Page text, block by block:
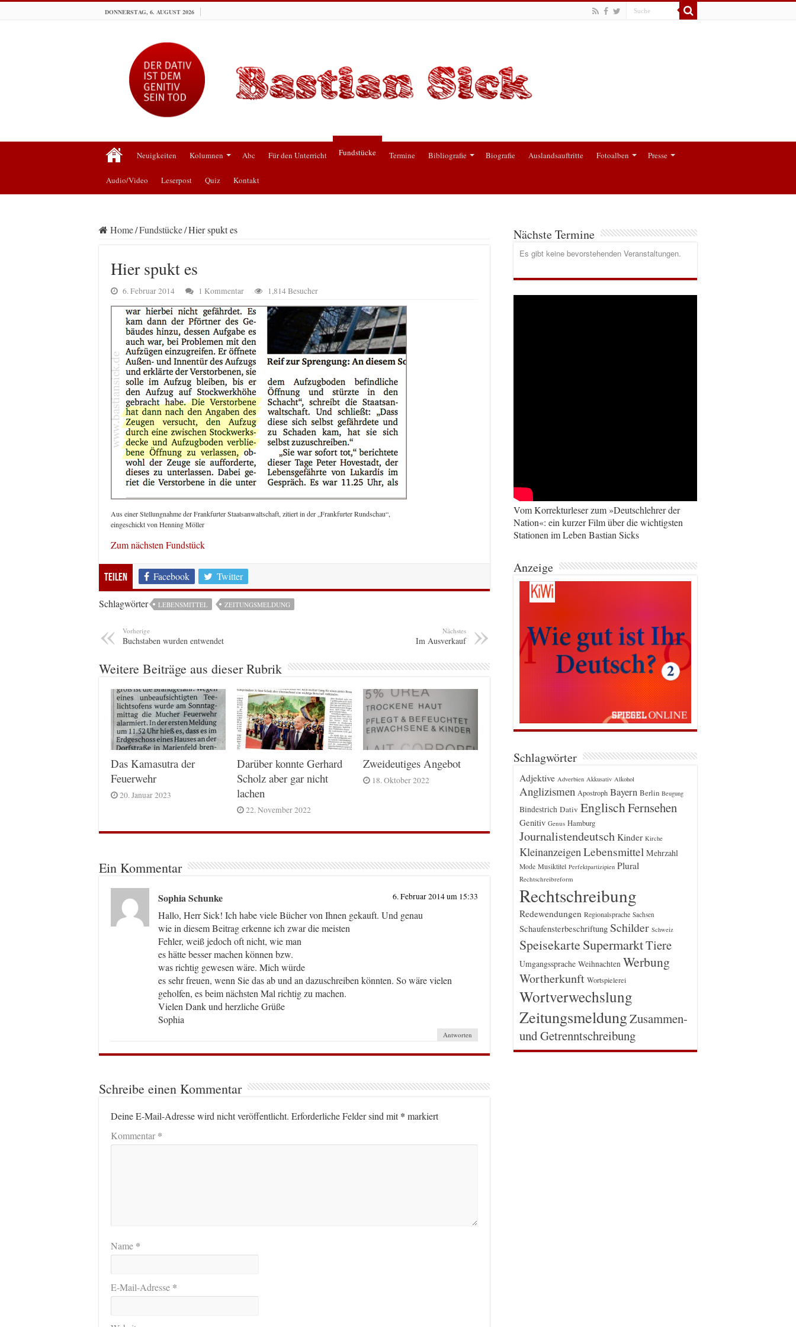
DONNERSTAG, 6. AUGUST 2026
Neuigkeiten Kolumnen Abc Für den Unterricht Fundstücke Termine Bibliografie Biografie Auslandsauftritte Fotoalben Presse
Audio/Video Leserpost Quiz Kontakt
Home/Fundstücke/Hier spukt es
Hier spukt es
6. Februar 2014 1 Kommentar 1,814 Besucher
Aus einer Stellungnahme der Frankfurter Staatsanwaltschaft, zitiert in der „Frankfurter Rundschau“,
eingeschickt von Henning Möller
Zum nächsten Fundstück
Teilen Facebook Twitter
Schlagwörter LEBENSMITTEL ZEITUNGSMELDUNG
Vorherige
Buchstaben wurden entwendet
Nächstes
Im Ausverkauf
Weitere Beiträge aus dieser Rubrik
Das Kamasutra der
Feuerwehr
20. Januar 2023
Darüber konnte Gerhard
Scholz aber gar nicht
lachen
22. November 2022
Zweideutiges Angebot
18. Oktober 2022
Ein Kommentar
Sophia Schunke 6. Februar 2014 um 15:33
Hallo, Herr Sick! Ich habe viele Bücher von Ihnen gekauft. Und genau
wie in diesem Beitrag erkenne ich zwar die meisten
Fehler, weiß jedoch oft nicht, wie man
es hätte besser machen können bzw.
was richtig gewesen wäre. Mich würde
es sehr freuen, wenn Sie das ab und an dazuschreiben könnten. So wäre vielen
geholfen, es beim nächsten Mal richtig zu machen.
Vielen Dank und herzliche Grüße
Sophia
Antworten
Schreibe einen Kommentar
Deine E-Mail-Adresse wird nicht veröffentlicht. Erforderliche Felder sind mit* markiert
Kommentar*
Name *
E-Mail-Adresse *
Nächste Termine
Es gibt keine bevorstehenden Veranstaltungen.
Vom Korrekturleser zum »Deutschlehrer der
Nation«: ein kurzer Film über die wichtigsten
Stationen im Leben Bastian Sicks
Anzeige
Schlagwörter
Adjektive Adverbien Akkusativ Alkohol
Anglizismen Apostroph Bayern Berlin Beugung
Bindestrich Dativ EnglischFernsehen
Genitiv Genus Hamburg
Journalistendeutsch Kinder Kirche
Kleinanzeigen Lebensmittel Mehrzahl
Mode Musiktitel Perfektpartizipien Plural
Rechtschreibreform
Rechtschreibung
Redewendungen Regionalsprache Sachsen
Schaufensterbeschriftung Schilder Schweiz
Speisekarte SupermarktTiere
Umgangssprache Weihnachten Werbung
Wortherkunft Wortspielerei
Wortverwechslung
ZeitungsmeldungZusammen-
und Getrenntschreibung